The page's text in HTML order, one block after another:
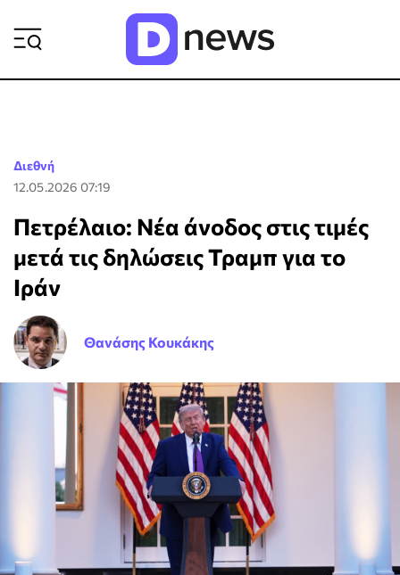
Διεθνή
12.05.2026 07:19
Πετρέλαιο: Νέα άνοδος στις τιμές
μετά τις δηλώσεις Τραμπ για το
Ιράν
Θανάσης Κουκάκης